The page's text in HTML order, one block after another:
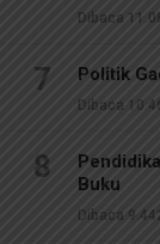
Dibaca
7 Politik
Dibaca
8
Buku
Dibaca